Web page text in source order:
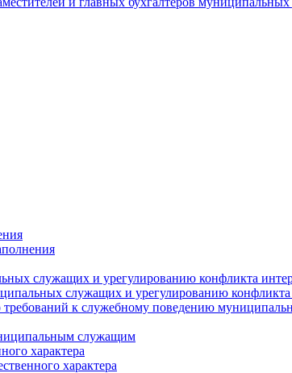
служащих и урегулированию конфликта
служащих и урегулированию конфликта
к служебному поведению
служащим
характера
характера